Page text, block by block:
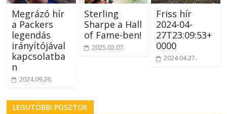
Megrázó hír
a Packers
legendás
irányítójával
kapcsolatba
n
2024.09.26.
Sterling
Sharpe a Hall
of Fame-ben!
2025.02.07.
Friss hír
2024-04-
27T23:09:53+
0000
2024.04.27.
LEGUTÓBBI POSZTOK